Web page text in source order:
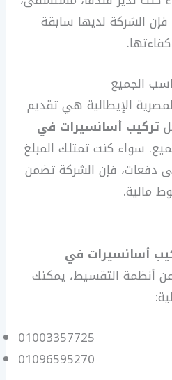
الشركة لديها سابقة
الجميع
الإيطالية هي تقديم
تركيب أسانسيرات في
سواء كنت تمتلك المبلغ
دفعات، فإن الشركة تضمن
مالية.
أسانسيرات في
أنظمة التقسيط، يمكنك
01003357725
01096595270